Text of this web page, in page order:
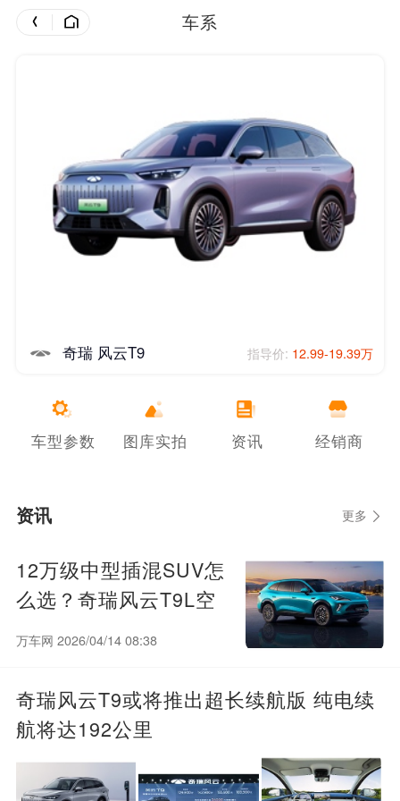
车系
奇瑞 风云T9 指导价: 12.99-19.39万
车型参数 图库实拍 资讯 经销商
资讯 更多
12万级中型插混SUV怎
么选？奇瑞风云T9L空
间动力够不够用
万车网 2026/04/14 08:38
奇瑞风云T9或将推出超长续航版 纯电续
航将达192公里